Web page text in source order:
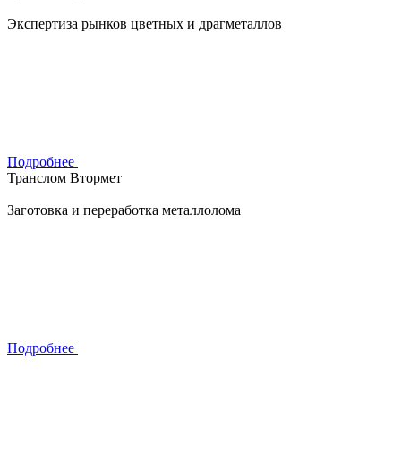
Экспертиза рынков цветных и драгметаллов
Подробнее
Транслом Втормет
Заготовка и переработка металлолома
Подробнее